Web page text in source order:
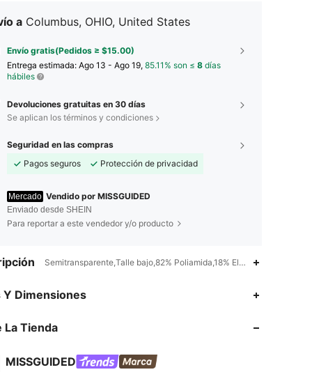
a Columbus, OHIO, United States
Envío gratis(Pedidos ≥ $15.00)
Entrega estimada: Ago 13 - Ago 19, 85.11% son ≤ 8 días
hábiles
Devoluciones gratuitas en 30 días
Se aplican los términos y condiciones
Seguridad en las compras
Pagos seguros
Protección de privacidad
Mercado Vendido por MISSGUIDED
Enviado desde SHEIN
Para reportar a este vendedor y/o producto
Semitransparente,Talle bajo,82% Poliamida,18% Elastano
Y Dimensiones
La Tienda
MISSGUIDED
4.84
4.84